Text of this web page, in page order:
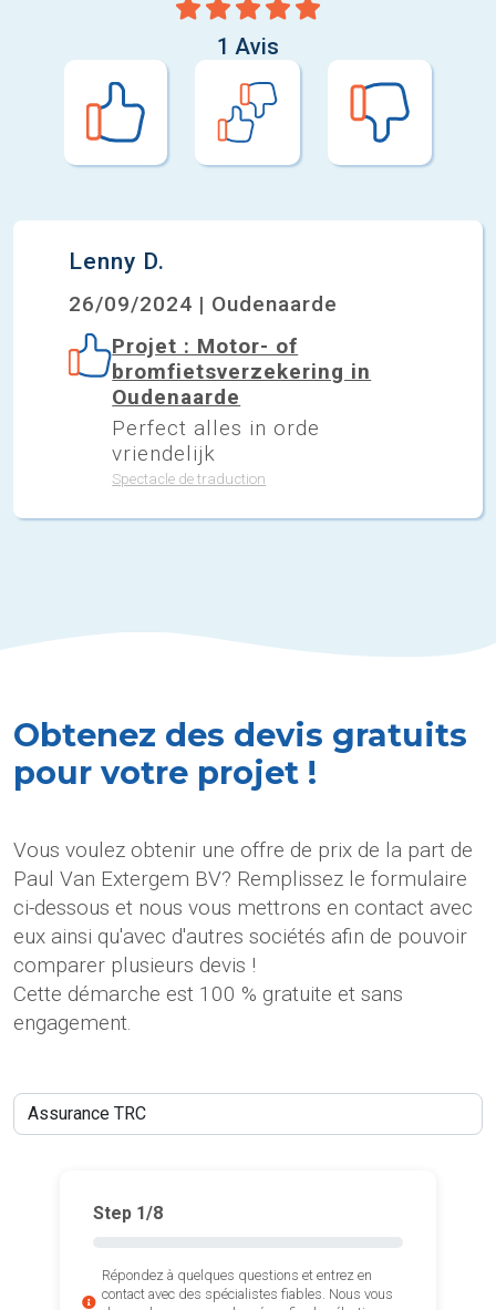
1 Avis
Lenny D.
26/09/2024 | Oudenaarde
Projet : Motor- of
bromfietsverzekering in
Oudenaarde
Perfect alles in orde
vriendelijk
Spectacle de traduction
Obtenez des devis gratuits
pour votre projet !
Vous voulez obtenir une offre de prix de la part de
Paul Van Extergem BV? Remplissez le formulaire
ci-dessous et nous vous mettrons en contact avec
eux ainsi qu'avec d'autres sociétés afin de pouvoir
comparer plusieurs devis !
Cette démarche est 100 % gratuite et sans
engagement.
Step 1/8
Répondez à quelques questions et entrez en
contact avec des spécialistes fiables. Nous vous